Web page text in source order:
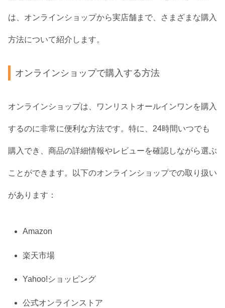
は、オンラインショップから実店舗まで、さまざまな購入
方法について紹介します。
オンラインショップで購入する方法
オンラインショップは、ワンリストオールインワンを購入
するのに非常に便利な方法です。特に、24時間いつでも
購入でき、商品の詳細情報やレビューを確認しながら選ぶ
ことができます。以下のオンラインショップでの取り扱い
があります：
Amazon
楽天市場
Yahoo!ショッピング
公式オンラインストア